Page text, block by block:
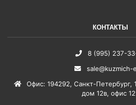
КОНТАКТЫ
8 (995) 237-
sale@kuzmich-
Офис: 194292, Санкт-Петербург,
дом 12в, офис